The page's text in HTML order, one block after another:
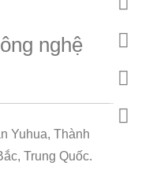
nghệ
Yuhua, Thành
Trung Quốc.